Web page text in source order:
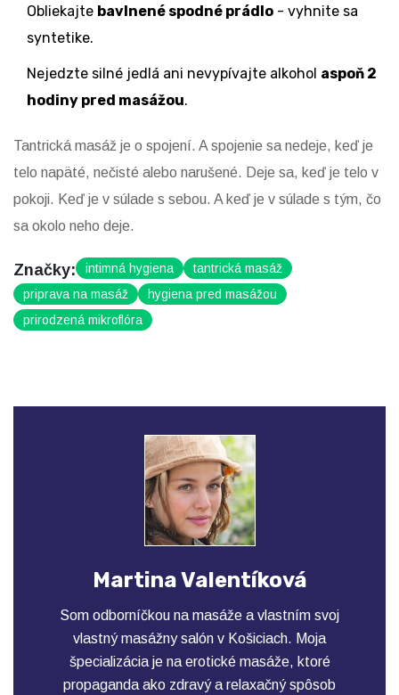
Obliekajte bavlnené spodné prádlo - vyhnite sa
syntetike.
Nejedzte silné jedlá ani nevypívajte alkohol aspoň 2
hodiny pred masážou.
Tantrická masáž je o spojení. A spojenie sa nedeje, keď je
telo napäté, nečisté alebo narušené. Deje sa, keď je telo v
pokoji. Keď je v súlade s sebou. A keď je v súlade s tým, čo
sa okolo neho deje.
Značky: intimná hygiena
tantrická masáž
priprava na masáž
hygiena pred masážou
prirodzená mikroflóra
Martina Valentíková
Som odborníčkou na masáže a vlastním svoj
vlastný masážny salón v Košiciach. Moja
špecializácia je na erotické masáže, ktoré
propaganda ako zdravý a relaxačný spôsob